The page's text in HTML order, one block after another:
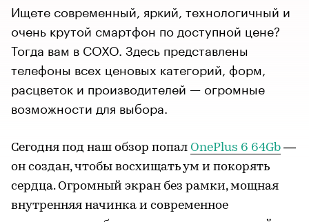
Ищете современный, яркий, технологичный и
очень крутой смартфон по доступной цене?
Тогда вам в СОХО. Здесь представлены
телефоны всех ценовых категорий, форм,
расцветок и производителей — огромные
возможности для выбора.
Сегодня под наш обзор попал OnePlus 6 64Gb —
он создан, чтобы восхищать ум и покорять
сердца. Огромный экран без рамки, мощная
внутренняя начинка и современное